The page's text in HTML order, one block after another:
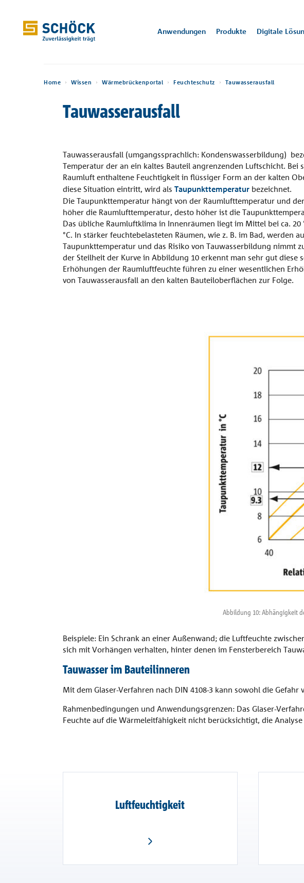
Anwendungen
Anwendungen
Balkon, Laubengang und
Vordach
Wand und Stütze Attika und Dachaufbauten
Produkte
Isokorb®
Tronsole®
Isolink®
Stacon®
Combar®
Digitale
CAD / BIM
Isokorb® Typenfinder
Wärmebrücken-Rechner
Trittschall-Rechner
Technische
Informationen
Ausschreibungstexte
Planungsordner
Zulassungen &
Typenprüfungen
Bauphysik-Nachweise
Einbauanleitungen &
Verarbeiterleitfaden
Übereinstimmungszertifikate
& Leistungserklärungen
Umweltdeklarationen
Preisliste
Wärmebrückenportal
Passivhaus mit Schöck
Produkten
Regeldetails
Planungshandbücher
Planungsunterlagen
Seminare
Referenzen
Bad Aussee, AT Zermatt, CH
alle Referenzen
Über Schöck
Presse
Veranstaltungen
Rechtliches
Beratung für Planer
Beratung für
Verarbeiter
Beratung international
Händler in Ihrer Nähe
Kontakt zu
zertifizierten
Verarbeitern
Kontaktformulare
Home Wissen Wärmebrückenportal Feuchteschutz Tauwasserausfall
Tauwasserausfall
Tauwasserausfall (umgangssprachlich: Kondenswasserbildung)
Temperatur der an ein kaltes Bauteil angrenzenden Luftschicht.
Raumluft enthaltene Feuchtigkeit in flüssiger Form an der kalten
diese Situation eintritt, wird als Taupunkttemperatur bezeichnet.
Die Taupunkttemperatur hängt von der Raumlufttemperatur und
höher die Raumlufttemperatur, desto höher ist die
Das übliche Raumluftklima in Innenräumen liegt im Mittel bei ca.
°C. In stärker feuchtebelasteten Räumen, wie z. B. im Bad,
Taupunkttemperatur und das Risiko von Tauwasserbildung nimmt
der Steilheit der Kurve in Abbildung 10 erkennt man sehr gut
Erhöhungen der Raumluftfeuchte führen zu einer wesentlichen
von Tauwasserausfall an den kalten Bauteiloberflächen zur Folge.
Abbildung 10: Abhängigkeit
Beispiele: Ein Schrank an einer Außenwand; die Luftfeuchte
sich mit Vorhängen verhalten, hinter denen im Fensterbereich
Tauwasser im Bauteilinneren
Mit dem Glaser-Verfahren nach DIN 4108-3 kann sowohl die
Rahmenbedingungen und Anwendungsgrenzen: Das Glaser-
Feuchte auf die Wärmeleitfähigkeit nicht berücksichtigt, die
Luftfeuchtigkeit